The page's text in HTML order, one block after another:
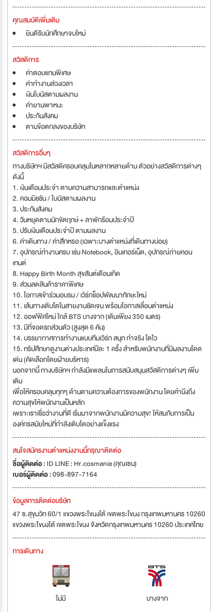
คุณสมบัติเพิ่มเติม
ยินดีรับนักศึกษาจบใหม่
สวัสดิการ
ค่าตอบแทนพิเศษ
ค่าทำงานล่วงเวลา
เงินโบนัสตามผลงาน
ค่ายานพาหนะ
ประกันสังคม
ตามข้อตกลงของบริษัท
สวัสดิการอื่นๆ
ทางบริษัทฯ มีสวัสดิครอบคลุมในหลากหลายด้าน ตัวอย่างสวัสดิการต่างๆ
ดังนี้
1. เงินเดือนประจำ ตามความสามารถและตำแหน่ง
2. คอมมิชชัน / โบนัสตามผลงาน
3. ประกันสังคม
4. วันหยุดตามนักขัตฤกษ์ + ลาพักร้อนประจำปี
5. ปรับเงินเดือนประจำปี ตามผลงาน
6. ค่าเดินทาง / ค่าสึกหรอ (เฉพาะบางตำแหน่งที่เดินทางบ่อย)
7. อุปกรณ์ทำงานครบ เช่น Notebook, อินเทอร์เน็ต, อุปกรณ์ถ่ายคอน
เทนต์
8. Happy Birth Month สุขสันต์เดือนเกิด
9. ส่วนลดสินค้าราคาพิเศษ
10. โอกาสเข้าร่วมอบรม / เวิร์กช็อปพัฒนาทักษะใหม่
11. เส้นทางเติบโตในสายงานชัดเจน พร้อมโอกาสเลื่อนตำแหน่ง
12. ออฟฟิศใหม่ ใกล้ BTS บางจาก (เดินเพียง 350 เมตร)
13. มีที่จอดรถส่วนตัว (สูงสุด 6 คัน)
14. บรรยากาศการทำงานแบบทีมเวิร์ก สนุก ทำจริง โตไว
15. ทริปศึกษาดูงานต่างประเทศปีละ 1 ครั้ง สำหรับพนักงานที่มีผลงานโดด
เด่น (คัดเลือกโดยฝ่ายบริหาร)
นอกจากนี้ ทางบริษัทฯ กำลังมีแพลนในการสนับสนุนสวัสดิการต่างๆ เพิ่ม
เติม
เพื่อให้ครอบคลุมทุกๆ ด้านตามความต้องการของพนักงาน โดยคำนึงถึง
ความสุขให้พนักงานเป็นหลัก
เพราะเราเชื่อว่างานที่ดี เริ่มมาจากพนักงานมีความสุข! ให้สมกับการเป็น
องค์กรสมัยใหม่ที่กำลังเติบโตอย่างแข็งแรง
สนใจสมัครงานตำแหน่งงานนี้กรุณาติดต่อ
ชื่อผู้ติดต่อ : ID LINE : Hr.cosmania (คุณเซน)
เบอร์ผู้ติดต่อ :098-897-7164
ข้อมูลการติดต่อบริษัท
47 ซ.สุขุมวิท 60/1 แขวงพระโขนงใต้ เขตพระโขนง กรุงเทพมหานคร 10260
แขวงพระโขนงใต้ เขตพระโขนง จังหวัดกรุงเทพมหานคร 10260 ประเทศไทย
การเดินทาง
ไม่มี บางจาก